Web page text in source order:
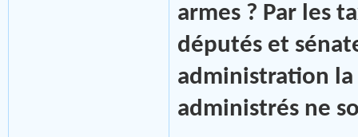
armes ? Par les
députés et
administration la
administrés ne